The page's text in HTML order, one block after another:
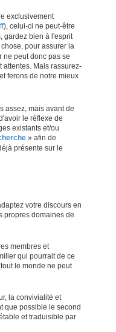
exclusivement
), celui-ci ne peut-être
gardez bien à l'esprit
pour assurer la
ne peut donc pas se
attentes. Mais rassurez-
ferons de notre mieux
assez, mais avant de
le réflexe de
existants et/ou
» afin de
présente sur le
votre discours en
propres domaines de
membres et
qui pourrait de ce
le monde ne peut
la convivialité et
que possible le second
et traduisible par